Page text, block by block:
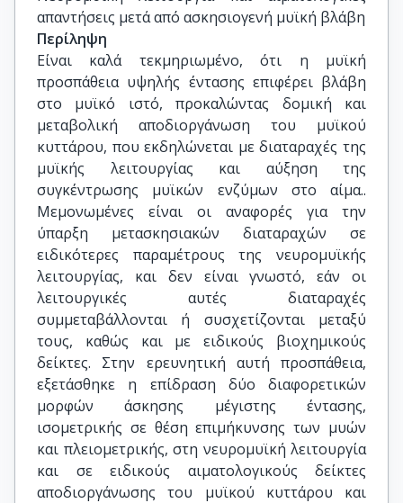
απαντήσεις μετά από ασκησιογενή μυϊκή βλάβη
Περίληψη
Eίναι καλά τεκμηριωμένο, ότι η μυϊκή
προσπάθεια υψηλής έντασης επιφέρει βλάβη
στο μυϊκό ιστό, προκαλώντας δομική και
μεταβολική αποδιοργάνωση του μυϊκού
κυττάρου, που εκδηλώνεται με διαταραχές της
μυϊκής λειτουργίας και αύξηση της
συγκέντρωσης μυϊκών ενζύμων στο αίμα..
Μεμονωμένες είναι οι αναφορές για την
ύπαρξη μετασκησιακών διαταραχών σε
ειδικότερες παραμέτρους της νευρομυϊκής
λειτουργίας, και δεν είναι γνωστό, εάν οι
λειτουργικές αυτές διαταραχές
συμμεταβάλλονται ή συσχετίζονται μεταξύ
τους, καθώς και με ειδικούς βιοχημικούς
δείκτες. Στην ερευνητική αυτή προσπάθεια,
εξετάσθηκε η επίδραση δύο διαφορετικών
μορφών άσκησης μέγιστης έντασης,
ισομετρικής σε θέση επιμήκυνσης των μυών
και πλειομετρικής, στη νευρομυϊκή λειτουργία
και σε ειδικούς αιματολογικούς δείκτες
αποδιοργάνωσης του μυϊκού κυττάρου και